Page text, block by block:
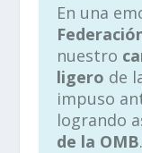
En una
nuestro
ligero de
impuso
logrando
de la OMB.